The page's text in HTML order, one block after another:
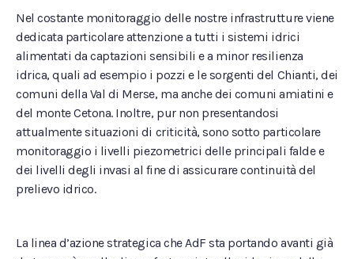
Nel costante monitoraggio delle nostre infrastrutture viene
dedicata particolare attenzione a tutti i sistemi idrici
alimentati da captazioni sensibili e a minor resilienza
idrica, quali ad esempio i pozzi e le sorgenti del Chianti, dei
comuni della Val di Merse, ma anche dei comuni amiatini e
del monte Cetona. Inoltre, pur non presentandosi
attualmente situazioni di criticità, sono sotto particolare
monitoraggio i livelli piezometrici delle principali falde e
dei livelli degli invasi al fine di assicurare continuità del
prelievo idrico.
La linea d’azione strategica che AdF sta portando avanti già